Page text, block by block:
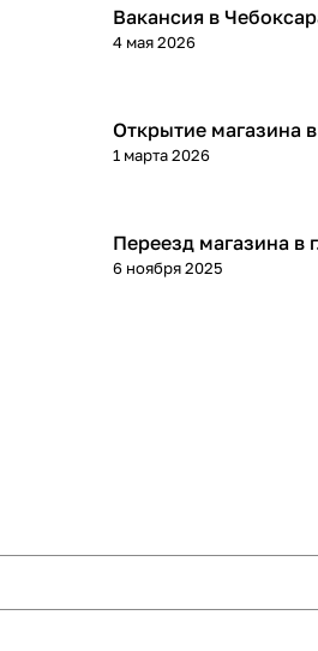
Вакансия в
4 мая 2026
Открытие магазина
1 марта 2026
Переезд магазина в
6 ноября 2025